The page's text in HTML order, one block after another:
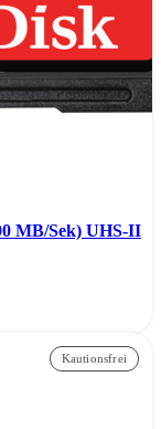
MB/Sek) UHS-II
Kautionsfrei